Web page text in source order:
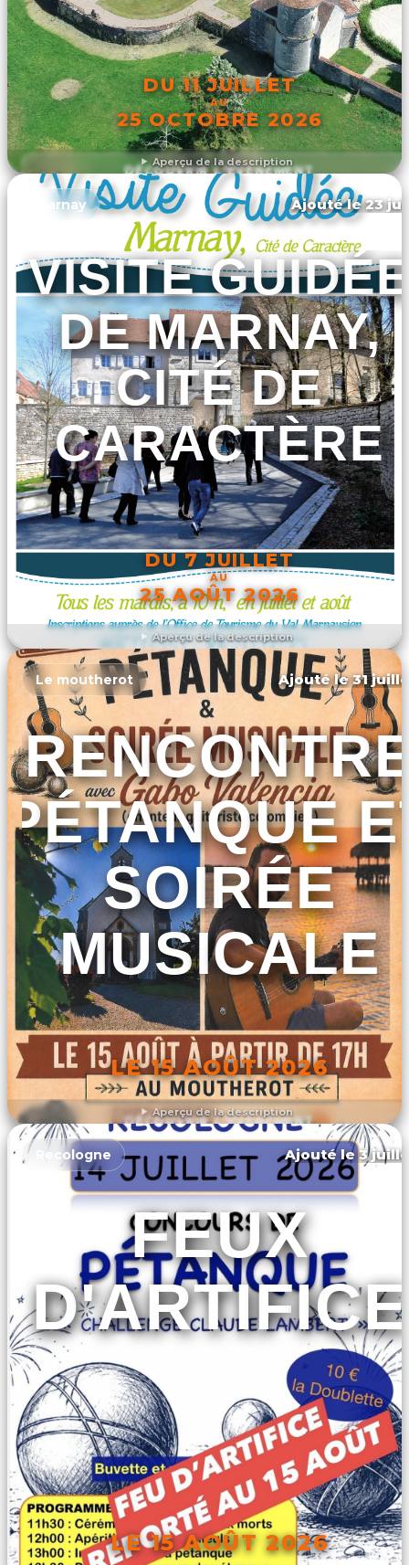
Aperçu de la description
DU 11 JUILLET
AU
25 OCTOBRE 2026
DÉCOUVRIR L'ÉVÉNEMENT
Aperçu de la description
Marnay Ajouté le 23
VISITE
DE MARNAY,
CITÉ DE
CARACTÈRE
DU 7 JUILLET
AU
25 AOÛT 2026
DÉCOUVRIR L'ÉVÉNEMENT
Aperçu de la description
Le moutherot Ajouté le 31
PÉTANQUE
SOIRÉE
MUSICALE
LE 15 AOÛT 2026
DÉCOUVRIR L'ÉVÉNEMENT
Recologne Ajouté le 3
FEUX
D'ARTIFICE
LE 15 AOÛT 2026